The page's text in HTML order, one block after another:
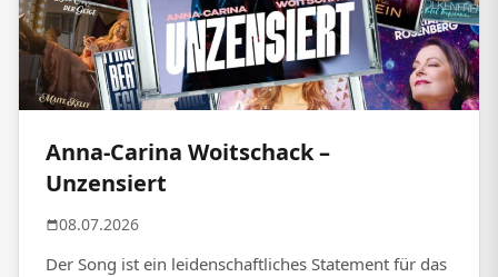
Anna-Carina Woitschack –
Unzensiert
08.07.2026
Der Song ist ein leidenschaftliches Statement für das